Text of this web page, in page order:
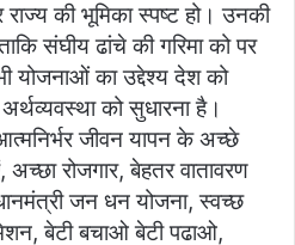
की भूमिका स्पष्ट हो। उनकी
संघीय ढांचे की गरिमा को पर
का उद्देश्य देश को
को सुधारना है।
जीवन यापन के अच्छे
रोजगार, बेहतर वातावरण
जन धन योजना, स्वच्छ
बेटी बचाओ बेटी पढाओ,